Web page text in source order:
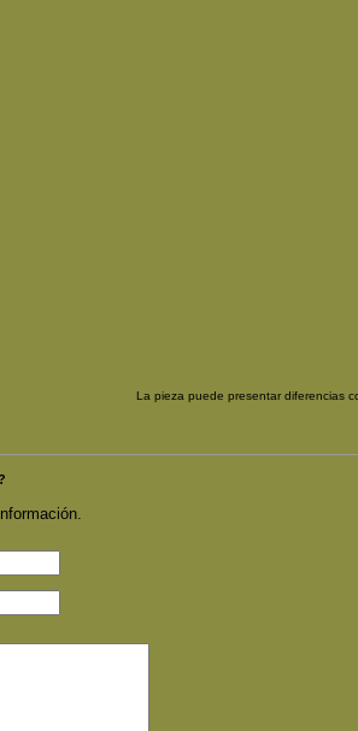
La pieza puede presentar diferencias